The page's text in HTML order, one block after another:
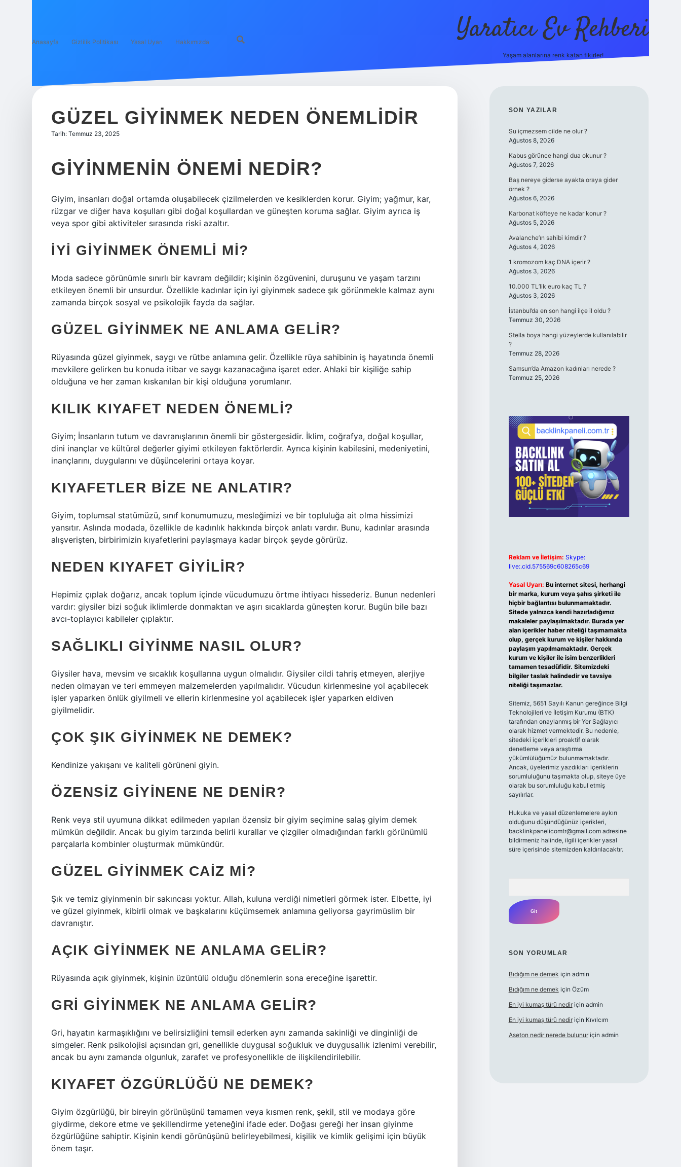
Anasayfa Gizlilik Politikası Yasal Uyarı Hakkımızda Yaratıcı Ev Rehberi
Yaşam alanlarına renk katan fikirler!
GÜZEL GIYINMEK NEDEN ÖNEMLIDIR
Tarih: Temmuz 23, 2025
GIYINMENIN ÖNEMI NEDIR?
Giyim, insanları doğal ortamda oluşabilecek çizilmelerden ve kesiklerden korur. Giyim; yağmur, kar,
rüzgar ve diğer hava koşulları gibi doğal koşullardan ve güneşten koruma sağlar. Giyim ayrıca iş
veya spor gibi aktiviteler sırasında riski azaltır.
İYI GIYINMEK ÖNEMLI MI?
Moda sadece görünümle sınırlı bir kavram değildir; kişinin özgüvenini, duruşunu ve yaşam tarzını
etkileyen önemli bir unsurdur. Özellikle kadınlar için iyi giyinmek sadece şık görünmekle kalmaz aynı
zamanda birçok sosyal ve psikolojik fayda da sağlar.
GÜZEL GIYINMEK NE ANLAMA GELIR?
Rüyasında güzel giyinmek, saygı ve rütbe anlamına gelir. Özellikle rüya sahibinin iş hayatında önemli
mevkilere gelirken bu konuda itibar ve saygı kazanacağına işaret eder. Ahlaki bir kişiliğe sahip
olduğuna ve her zaman kıskanılan bir kişi olduğuna yorumlanır.
KILIK KIYAFET NEDEN ÖNEMLI?
Giyim; İnsanların tutum ve davranışlarının önemli bir göstergesidir. İklim, coğrafya, doğal koşullar,
dini inançlar ve kültürel değerler giyimi etkileyen faktörlerdir. Ayrıca kişinin kabilesini, medeniyetini,
inançlarını, duygularını ve düşüncelerini ortaya koyar.
KIYAFETLER BIZE NE ANLATIR?
Giyim, toplumsal statümüzü, sınıf konumumuzu, mesleğimizi ve bir topluluğa ait olma hissimizi
yansıtır. Aslında modada, özellikle de kadınlık hakkında birçok anlatı vardır. Bunu, kadınlar arasında
alışverişten, birbirimizin kıyafetlerini paylaşmaya kadar birçok şeyde görürüz.
NEDEN KIYAFET GIYILIR?
Hepimiz çıplak doğarız, ancak toplum içinde vücudumuzu örtme ihtiyacı hissederiz. Bunun nedenleri
vardır: giysiler bizi soğuk iklimlerde donmaktan ve aşırı sıcaklarda güneşten korur. Bugün bile bazı
avcı-toplayıcı kabileler çıplaktır.
SAĞLIKLI GIYINME NASIL OLUR?
Giysiler hava, mevsim ve sıcaklık koşullarına uygun olmalıdır. Giysiler cildi tahriş etmeyen, alerjiye
neden olmayan ve teri emmeyen malzemelerden yapılmalıdır. Vücudun kirlenmesine yol açabilecek
işler yaparken önlük giyilmeli ve ellerin kirlenmesine yol açabilecek işler yaparken eldiven
giyilmelidir.
ÇOK ŞIK GIYINMEK NE DEMEK?
Kendinize yakışanı ve kaliteli görüneni giyin.
ÖZENSIZ GIYINENE NE DENIR?
Renk veya stil uyumuna dikkat edilmeden yapılan özensiz bir giyim seçimine salaş giyim demek
mümkün değildir. Ancak bu giyim tarzında belirli kurallar ve çizgiler olmadığından farklı görünümlü
parçalarla kombinler oluşturmak mümkündür.
GÜZEL GIYINMEK CAIZ MI?
Şık ve temiz giyinmenin bir sakıncası yoktur. Allah, kuluna verdiği nimetleri görmek ister. Elbette, iyi
ve güzel giyinmek, kibirli olmak ve başkalarını küçümsemek anlamına geliyorsa gayrimüslim bir
davranıştır.
AÇIK GIYINMEK NE ANLAMA GELIR?
Rüyasında açık giyinmek, kişinin üzüntülü olduğu dönemlerin sona ereceğine işarettir.
GRI GIYINMEK NE ANLAMA GELIR?
Gri, hayatın karmaşıklığını ve belirsizliğini temsil ederken aynı zamanda sakinliği ve dinginliği de
simgeler. Renk psikolojisi açısından gri, genellikle duygusal soğukluk ve duygusallık izlenimi verebilir,
ancak bu aynı zamanda olgunluk, zarafet ve profesyonellikle de ilişkilendirilebilir.
KIYAFET ÖZGÜRLÜĞÜ NE DEMEK?
Giyim özgürlüğü, bir bireyin görünüşünü tamamen veya kısmen renk, şekil, stil ve modaya göre
giydirme, dekore etme ve şekillendirme yeteneğini ifade eder. Doğası gereği her insan giyinme
özgürlüğüne sahiptir. Kişinin kendi görünüşünü belirleyebilmesi, kişilik ve kimlik gelişimi için büyük
önem taşır.
SIDEBAR
SON YAZILAR
Su içmezsem cilde ne olur ?
Ağustos 8, 2026
Kabus görünce hangi dua okunur ?
Ağustos 7, 2026
Baş nereye giderse ayakta oraya gider
örnek ?
Ağustos 6, 2026
Karbonat köfteye ne kadar konur ?
Ağustos 5, 2026
Avalanche’ın sahibi kimdir ?
Ağustos 4, 2026
1 kromozom kaç DNA içerir ?
Ağustos 3, 2026
10.000 TL’lik euro kaç TL ?
Ağustos 3, 2026
İstanbul’da en son hangi ilçe il oldu ?
Temmuz 30, 2026
Stella boya hangi yüzeylerde kullanılabilir
?
Temmuz 28, 2026
Samsun’da Amazon kadınları nerede ?
Temmuz 25, 2026
Reklam ve İletişim: Skype:
live:.cid.575569c608265c69
Yasal Uyarı: Bu internet sitesi, herhangi
bir marka, kurum veya şahıs şirketi ile
hiçbir bağlantısı bulunmamaktadır.
Sitede yalnızca kendi hazırladığımız
makaleler paylaşılmaktadır. Burada yer
alan içerikler haber niteliği taşımamakta
olup, gerçek kurum ve kişiler hakkında
paylaşım yapılmamaktadır. Gerçek
kurum ve kişiler ile isim benzerlikleri
tamamen tesadüfidir. Sitemizdeki
bilgiler taslak halindedir ve tavsiye
niteliği taşımazlar.
Sitemiz, 5651 Sayılı Kanun gereğince Bilgi
Teknolojileri ve İletişim Kurumu (BTK)
tarafından onaylanmış bir Yer Sağlayıcı
olarak hizmet vermektedir. Bu nedenle,
sitedeki içerikleri proaktif olarak
denetleme veya araştırma
yükümlülüğümüz bulunmamaktadır.
Ancak, üyelerimiz yazdıkları içeriklerin
sorumluluğunu taşımakta olup, siteye üye
olarak bu sorumluluğu kabul etmiş
sayılırlar.
Hukuka ve yasal düzenlemelere aykırı
olduğunu düşündüğünüz içerikleri,
backlinkpanelicomtr@gmail.comadresine
bildirmeniz halinde, ilgili içerikler yasal
süre içerisinde sitemizden kaldırılacaktır.
SON YORUMLAR
Bıdığım ne demek için admin
Bıdığım ne demek için Özüm
En iyi kumaş türü nediriçin admin
En iyi kumaş türü nediriçin Kıvılcım
Aseton nedir nerede bulunuriçin admin